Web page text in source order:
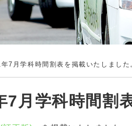
年7月学科時間割表を掲載いたしました
7月学科時間割